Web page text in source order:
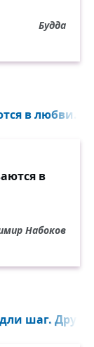
Будда
в любви...
в
Набоков
шаг.